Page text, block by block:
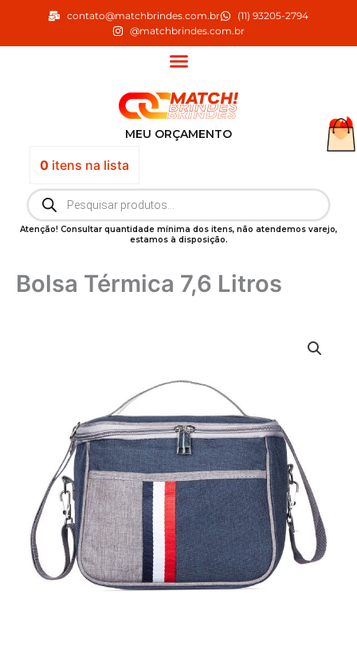
o
contato@matchbrindes.com.br
(11) 93205-2794
@matchbrindes.com.br
MEU ORÇAMENTO
0itens na lista
Pesquisar
produtos
Atenção! Consultar quantidade mínima dos itens, não atendemos varejo,
estamos à disposição.
Bolsa Térmica 7,6 Litros